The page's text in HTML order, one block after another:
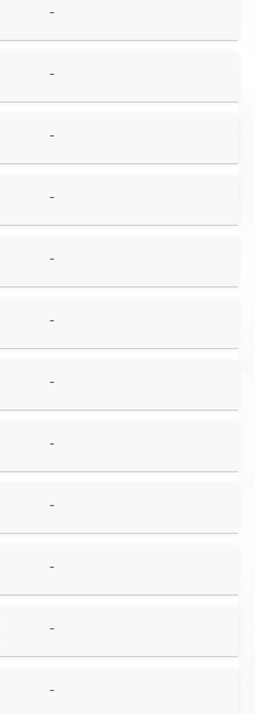
-
-
-
-
-
-
-
-
-
-
-
-